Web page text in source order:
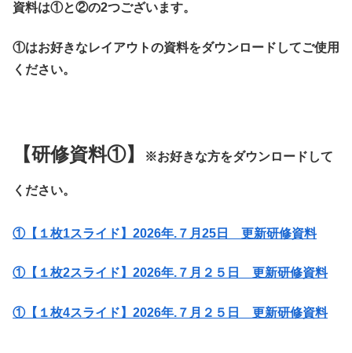
資料は①と②の2つございます。
①はお好きなレイアウトの資料をダウンロードしてご使用
ください。
【研修資料①】 ※お好きな方をダウンロードして
ください。
①【１枚1スライド】2026年.７月25日 更新研修資料
①【１枚2スライド】2026年.７月２５日 更新研修資料
①【１枚4スライド】2026年.７月２５日 更新研修資料